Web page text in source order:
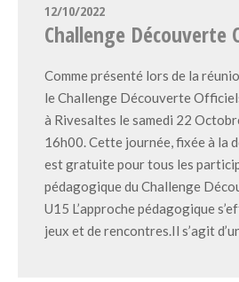
12/10/2022
Challenge Découverte
Comme présenté lors de la
le Challenge Découverte
à Rivesaltes le samedi 22
16h00. Cette journée, fixée à la
est gratuite pour tous les
pédagogique du Challenge
U15 L’approche pédagogique
jeux et de rencontres.Il s’agit